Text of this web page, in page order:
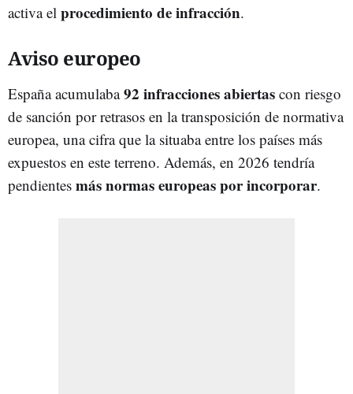
activa el procedimiento de infracción.
Aviso europeo
España acumulaba92 infracciones abiertas con riesgo
de sanción por retrasos en la transposición de normativa
europea, una cifra que la situaba entre los países más
expuestos en este terreno. Además, en 2026 tendría
pendientes más normas europeas por incorporar.